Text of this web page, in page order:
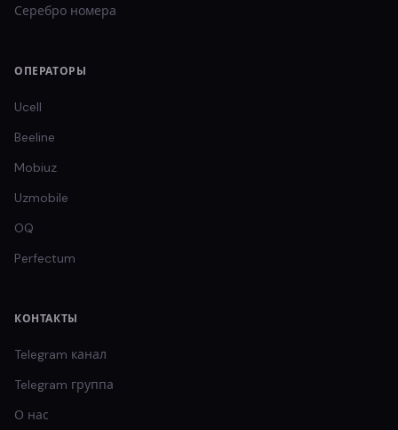
Серебро номера
ОПЕРАТОРЫ
Ucell
Beeline
Mobiuz
Uzmobile
OQ
Perfectum
КОНТАКТЫ
Telegram канал
Telegram группа
О нас